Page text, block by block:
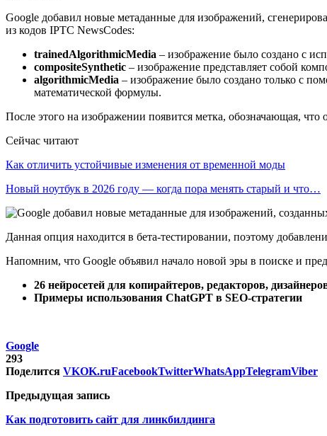
Google добавил новые метаданные для изображений,
из кодов IPTC NewsCodes:
trainedAlgorithmicMedia – изображение было создано с
compositeSynthetic – изображение представляет собой
algorithmicMedia – изображение было создано только с
математической формулы.
После этого на изображении появится метка, обозначающая, что
Сейчас читают
Как отличить устойчивые изменения от временной моды
Новый ноутбук в 2026 году — когда пора менять старый и что…
Данная опция находится в бета‑тестировании, поэтому
Напомним, что Google объявил начало новой эры в поиске и
26 нейросетей для копирайтеров, редакторов,
Примеры использования ChatGPT в SEO-стратегии
Google
293
Поделится VKOK.ruFacebookTwitterWhatsAppTelegramViber
Предыдущая запись
Как подготовить сайт для линкбилдинга